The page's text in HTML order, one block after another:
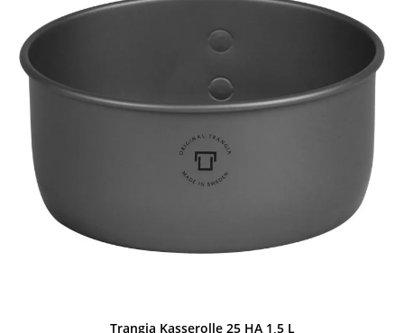
Trangia Kasserolle 25 HA 1,5 L